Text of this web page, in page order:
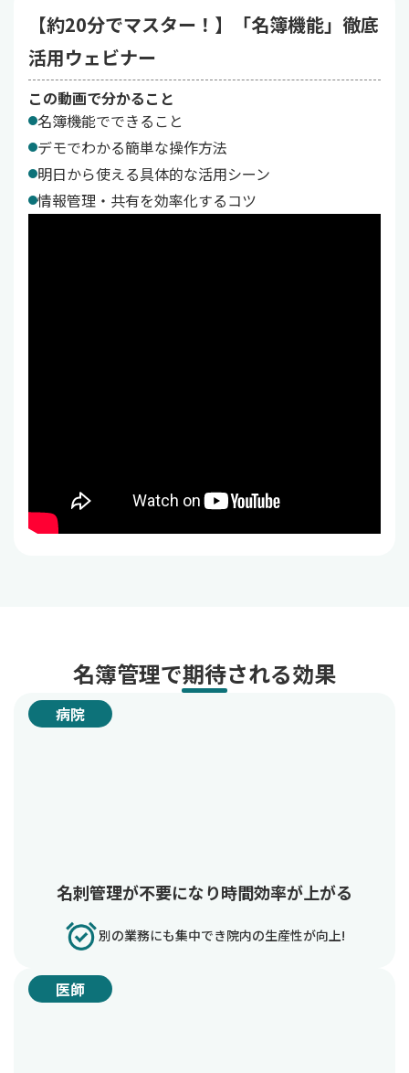
【約20分でマスター！】「名簿機能」徹底
活用ウェビナー
この動画で分かること
名簿機能でできること
デモでわかる簡単な操作方法
明日から使える具体的な活用シーン
情報管理・共有を効率化するコツ
名簿管理で期待される効果
病院
名刺管理が不要になり時間効率が上がる
別の業務にも集中でき院内の生産性が向上!
医師